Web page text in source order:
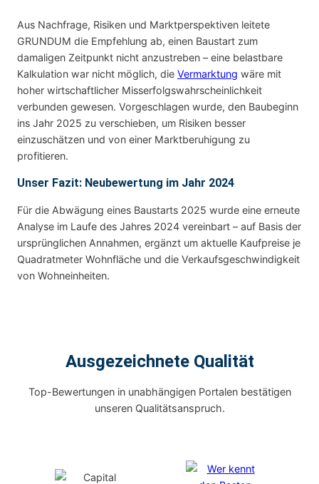
Aus Nachfrage, Risiken und Marktperspektiven leitete
GRUNDUM die Empfehlung ab, einen Baustart zum
damaligen Zeitpunkt nicht anzustreben – eine belastbare
Kalkulation war nicht möglich, die Vermarktung wäre mit
hoher wirtschaftlicher Misserfolgswahrscheinlichkeit
verbunden gewesen. Vorgeschlagen wurde, den Baubeginn
ins Jahr 2025 zu verschieben, um Risiken besser
einzuschätzen und von einer Marktberuhigung zu
profitieren.
Unser Fazit: Neubewertung im Jahr 2024
Für die Abwägung eines Baustarts 2025 wurde eine erneute
Analyse im Laufe des Jahres 2024 vereinbart – auf Basis der
ursprünglichen Annahmen, ergänzt um aktuelle Kaufpreise je
Quadratmeter Wohnfläche und die Verkaufsgeschwindigkeit
von Wohneinheiten.
Ausgezeichnete Qualität
Top-Bewertungen in unabhängigen Portalen bestätigen
unseren Qualitätsanspruch.